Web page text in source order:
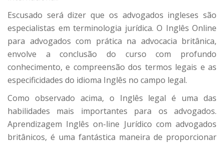
Escusado será dizer que os advogados ingleses são
especialistas em terminologia jurídica. O Inglês Online
para advogados com prática na advocacia britânica,
envolve a conclusão do curso com profundo
conhecimento, e compreensão dos termos legais e as
especificidades do idioma Inglês no campo legal.
Como observado acima, o Inglês legal é uma das
habilidades mais importantes para os advogados.
Aprendizagem Inglês on-line Jurídico com advogados
britânicos, é uma fantástica maneira de proporcionar